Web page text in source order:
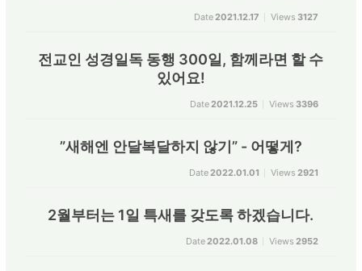
Date2021.12.17 Views 3127
전교인 성경일독 동행 300일, 함께라면 할 수
있어요!
Date2021.12.25 Views 3396
”새해엔 안달복달하지 않기” - 어떻게?
Date2022.01.01 Views 2921
2월부터는 1일 특새를 갖도록 하겠습니다.
Date2022.01.08 Views 2952